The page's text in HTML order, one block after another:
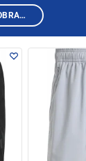
VYBRAT PRODEJNU A ZOBRAZIT PRODUKTY